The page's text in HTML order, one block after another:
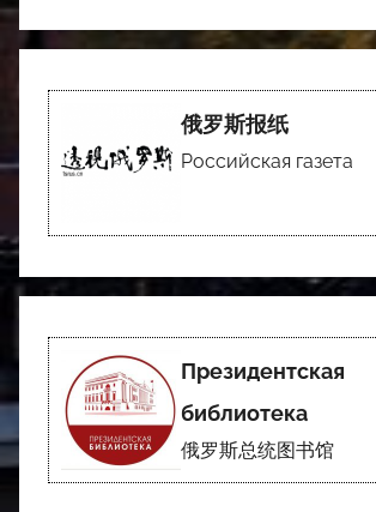
俄罗斯报纸
Российская газета
Президентская
библиотека
俄罗斯总统图书馆